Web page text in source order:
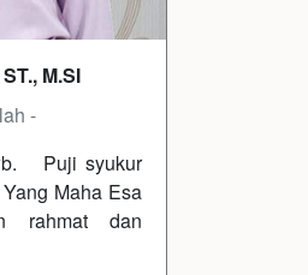
M.SI
-
Puji syukur
Maha Esa
rahmat dan